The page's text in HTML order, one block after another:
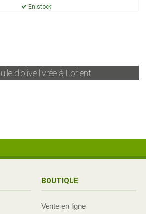
En stock
d'olive livrée à Lorient
BOUTIQUE
Vente en ligne